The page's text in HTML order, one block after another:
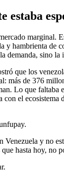
estaba
marginal.
y hambrienta de
demanda, sino la
que los
más de 376
Lo que faltaba
con el ecosistema
Venezuela y no
hasta hoy, no